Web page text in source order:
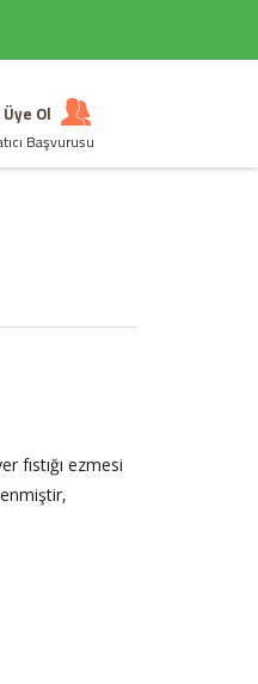
Üye Ol
Başvurusu
fıstığı ezmesi